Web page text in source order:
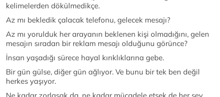
kelimelerden dökülmedikçe.
Az mı bekledik çalacak telefonu, gelecek mesajı?
Az mı yorulduk her arayanın beklenen kişi olmadığını, gelen
mesajın sıradan bir reklam mesajı olduğunu görünce?
İnsan yaşadığı sürece hayal kırıklıklarına gebe.
Bir gün gülse, diğer gün ağlıyor. Ve bunu bir tek ben değil
herkes yaşıyor.